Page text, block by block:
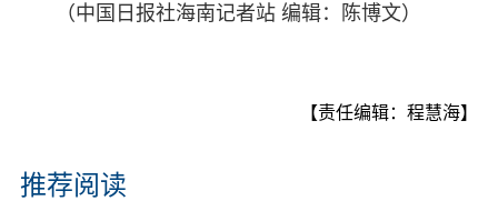
（中国日报社海南记者站 编辑：陈博文）
【责任编辑：程慧海】
推荐阅读